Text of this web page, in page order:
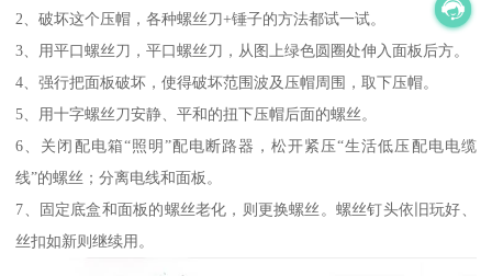
2、破坏这个压帽，各种螺丝刀+锤子的方法都试一试。
3、用平口螺丝刀，平口螺丝刀，从图上绿色圆圈处伸入面板后方。
4、强行把面板破坏，使得破坏范围波及压帽周围，取下压帽。
5、用十字螺丝刀安静、平和的扭下压帽后面的螺丝。
6、关闭配电箱“照明”配电断路器，松开紧压“生活低压配电电缆
线”的螺丝；分离电线和面板。
7、固定底盒和面板的螺丝老化，则更换螺丝。螺丝钉头依旧玩好、
丝扣如新则继续用。